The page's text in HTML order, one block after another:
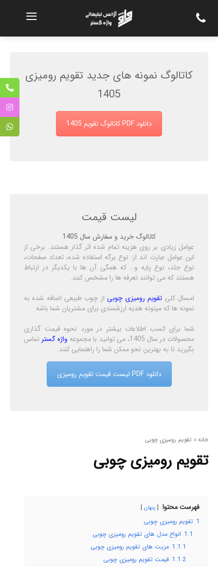
کاتالوگ نمونه های جدید تقویم رومیزی
1405
دانلود PDF کاتالوگ تقویم 1405
لیست قیمت
کاتالوگ خرید و سفارش سال 1405
عوامل زیادی بر روی هزینه تمام شده اثر گذار هستند. برخی از
این عوامل عبارت اند از: نوع برگه استفاده شده، تعداد صفحات،
نوع جلد، نوع پایه و… که همگی آن ها با یکدیگر در ارتباط
هستند که می توانند تعرفه ها را مشخص کنند.
امسال کلی تقویم رومیزی چوبی از چوب طبیعی اضافه شده به
نمونه ها که میتونه هدیه ارزشمندی برای مشتریان شما باشه
شما برای کسب اطلاعات بیشتر در مورد نحوه قیمت گذاری
محصولات در سال 1405، می توانید با مجموعه
واژه گستر تماس
بگیرید تا به بهترین نحو ممکن شما را راهنمایی کنند.
دانلود PDF لیست قیمت تقویم رومیزی
خانه تقویم رومیزی چوبی
تقویم رومیزی چوبی
فهرست محتوا پنهان
1 تقویم رومیزی چوبی
1.1 انواع مدل های تقویم رومیزی چوبی
1.1.1 مزیت های تقویم رومیزی چوبی
1.1.2 قیمت تقویم رومیزی چوبی